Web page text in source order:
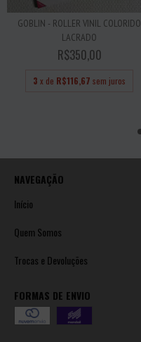
GOBLIN - ROLLER VINIL COLORIDO
LACRADO
R$350,00
3 x de R$116,67 sem juros
NAVEGAÇÃO
Início
Quem Somos
Trocas e Devoluções
FORMAS DE ENVIO